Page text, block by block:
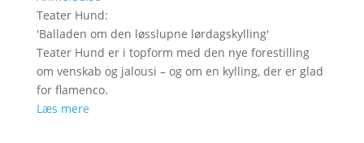
Teater Hund:
'Balladen om den løsslupne lørdagskylling'
Teater Hund er i topform med den nye forestilling
om venskab og jalousi – og om en kylling, der er glad
for flamenco.
Læs mere